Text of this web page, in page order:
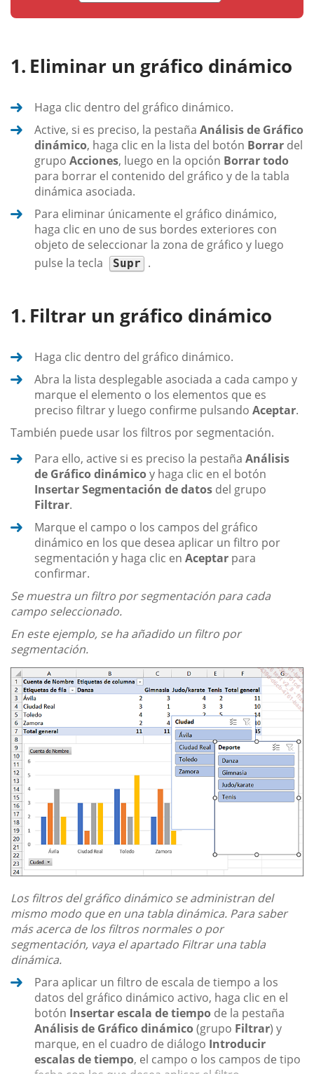
Eliminar un gráfico dinámico
Haga clic dentro del gráfico dinámico.
Active, si es preciso, la pestaña Análisis de Gráfico
dinámico, haga clic en la lista del botón Borrar del
grupo Acciones, luego en la opción Borrar todo
para borrar el contenido del gráfico y de la tabla
dinámica asociada.
Para eliminar únicamente el gráfico dinámico,
haga clic en uno de sus bordes exteriores con
objeto de seleccionar la zona de gráfico y luego
pulse la tecla
Supr .
Filtrar un gráfico dinámico
Haga clic dentro del gráfico dinámico.
Abra la lista desplegable asociada a cada campo y
marque el elemento o los elementos que es
preciso filtrar y luego confirme pulsando Aceptar.
También puede usar los filtros por segmentación.
Para ello, active si es preciso la pestaña Análisis
de Gráfico dinámicoy haga clic en el botón
Insertar Segmentación de datos del grupo
Filtrar.
Marque el campo o los campos del gráfico
dinámico en los que desea aplicar un filtro por
segmentación y haga clic en Aceptar para
confirmar.
Se muestra un filtro por segmentación para cada
campo seleccionado.
En este ejemplo, se ha añadido un filtro por
segmentación.
Los filtros del gráfico dinámico se administran del
mismo modo que en una tabla dinámica. Para saber
más acerca de los filtros normales o por
segmentación, vaya el apartado Filtrar una tabla
dinámica.
Para aplicar un filtro de escala de tiempo a los
datos del gráfico dinámico activo, haga clic en el
botón Insertar escala de tiempo de la pestaña
Análisis de Gráfico dinámico(grupo Filtrar) y
marque, en el cuadro de diálogo Introducir
escalas de tiempo, el campo o los campos de tipo